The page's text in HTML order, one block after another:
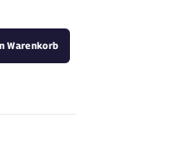
Warenkorb